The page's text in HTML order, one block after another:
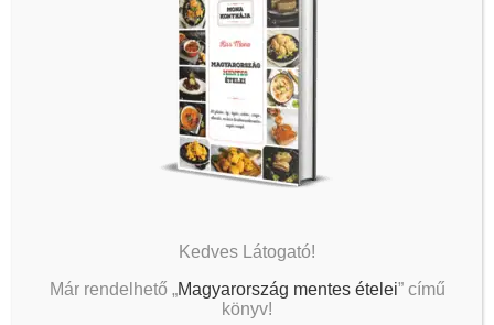
Kedves Látogató!
Már rendelhető „Magyarország mentes ételei” című
könyv!